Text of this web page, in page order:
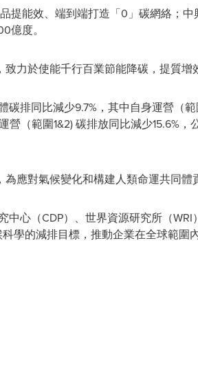
提能效、端到端打造「0」碳網絡；
億度。
力於使能千行百業節能降碳，提質增
排同比減少9.7%，其中自身運營（範
（範圍1&2) 碳排放同比減少15.6%，
應對氣候變化和構建人類命運共同體
心（CDP）、世界資源研究所（
學的減排目標，推動企業在全球範圍